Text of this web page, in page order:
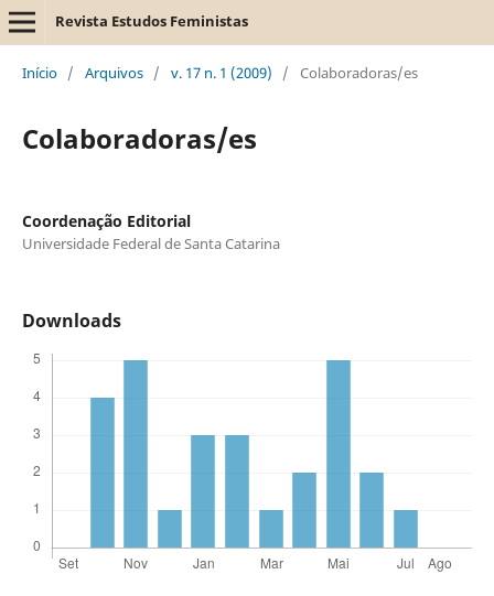
Revista Estudos Feministas
Início / Arquivos / v. 17 n. 1 (2009) / Colaboradoras/es
Colaboradoras/es
Coordenação Editorial
Universidade Federal de Santa Catarina
Downloads